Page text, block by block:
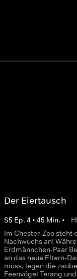
Der Eiertausch
S5 Ep. 4 • 45 Min. •
Im Chester-Zoo steht
Nachwuchs an!
Erdmännchen-Paar
an das neue Eltern-
muss, legen die
Feenvögel Terang